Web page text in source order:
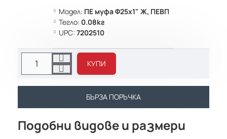
Модел: ПЕ муфа Ф25х1" Ж, ПЕВП
Тегло: 0.08кг
UPC: 7202510
КУПИ
БЪРЗА ПОРЪЧКА
Подобни видове и размери